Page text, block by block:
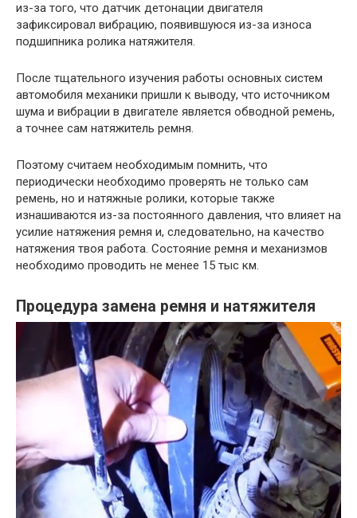
из-за того, что датчик детонации двигателя
зафиксировал вибрацию, появившуюся из-за износа
подшипника ролика натяжителя.
После тщательного изучения работы основных систем
автомобиля механики пришли к выводу, что источником
шума и вибрации в двигателе является обводной ремень,
а точнее сам натяжитель ремня.
Поэтому считаем необходимым помнить, что
периодически необходимо проверять не только сам
ремень, но и натяжные ролики, которые также
изнашиваются из-за постоянного давления, что влияет на
усилие натяжения ремня и, следовательно, на качество
натяжения твоя работа. Состояние ремня и механизмов
необходимо проводить не менее 15 тыс км.
Процедура замена ремня и натяжителя